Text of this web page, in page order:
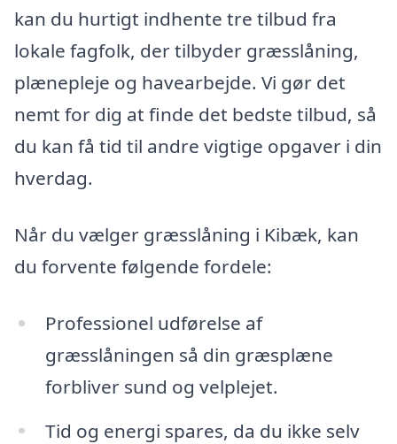
kan du hurtigt indhente tre tilbud fra
lokale fagfolk, der tilbyder græsslåning,
plænepleje og havearbejde. Vi gør det
nemt for dig at finde det bedste tilbud, så
du kan få tid til andre vigtige opgaver i din
hverdag.
Når du vælger græsslåning i Kibæk, kan
du forvente følgende fordele:
Professionel udførelse af
græsslåningen så din græsplæne
forbliver sund og velplejet.
Tid og energi spares, da du ikke selv